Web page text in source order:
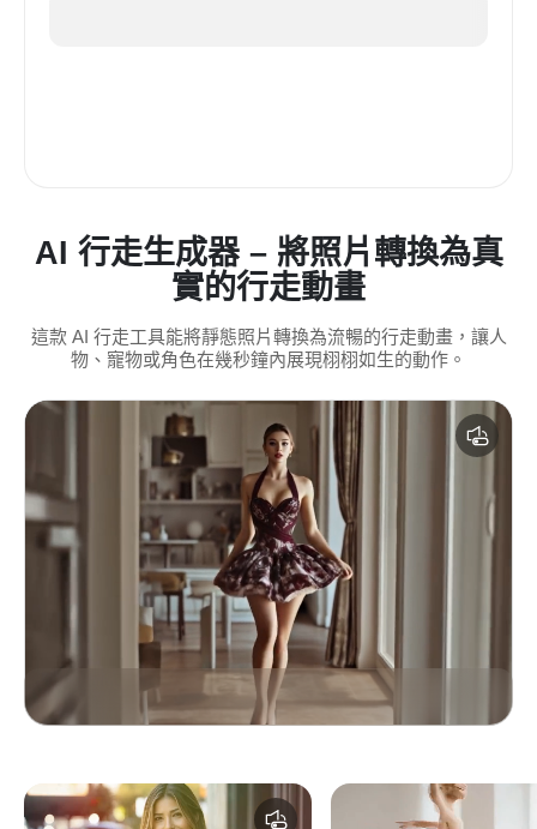
AI 行走生成器 – 將照片轉換為真
實的行走動畫
這款 AI 行走工具能將靜態照片轉換為流暢的行走動畫，讓人
物、寵物或角色在幾秒鐘內展現栩栩如生的動作。